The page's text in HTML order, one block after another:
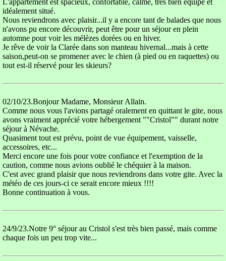
L'appartement est spacieux, confortable, calme, très bien équipé et
idéalement situé.
Nous reviendrons avec plaisir...il y a encore tant de balades que nous
n'avons pu encore découvrir, peut être pour un séjour en plein
automne pour voir les mélèzes dorées ou en hiver.
Je rêve de voir la Clarée dans son manteau hivernal...mais à cette
saison,peut-on se promener avec le chien (à pied ou en raquettes) ou
tout est-il réservé pour les skieurs?
02/10/23.Bonjour Madame, Monsieur Allain.
Comme nous vous l'avions partagé oralement en quittant le gite, nous
avons vraiment apprécié votre hébergement ""Cristol"" durant notre
séjour à Névache.
Quasiment tout est prévu, point de vue équipement, vaisselle,
accessoires, etc...
Merci encore une fois pour votre confiance et l'exemption de la
caution, comme nous avions oublié le chéquier à la maison.
C'est avec grand plaisir que nous reviendrons dans votre gite. Avec la
météo de ces jours-ci ce serait encore mieux !!!!
Bonne continuation à vous.
24/9/23.Notre 9° séjour au Cristol s'est très bien passé, mais comme
chaque fois un peu trop vite...